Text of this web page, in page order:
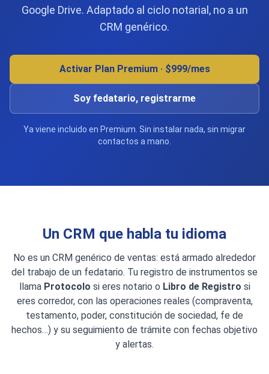
Google Drive. Adaptado al ciclo notarial, no a un
CRM genérico.
Activar Plan Premium · $999/mes
Soy fedatario, registrarme
Ya viene incluido en Premium. Sin instalar nada, sin migrar
contactos a mano.
Un CRM que habla tu idioma
No es un CRM genérico de ventas: está armado alrededor
del trabajo de un fedatario. Tu registro de instrumentos se
llama Protocolo si eres notario o Libro de Registro si
eres corredor, con las operaciones reales (compraventa,
testamento, poder, constitución de sociedad, fe de
hechos…) y su seguimiento de trámite con fechas objetivo
y alertas.